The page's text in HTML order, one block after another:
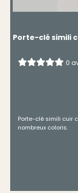
Porte-clé simili
0
Porte-clé simili cuir
nombreux coloris.